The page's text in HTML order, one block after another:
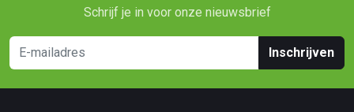
Schrijf je in voor onze nieuwsbrief
Inschrijven